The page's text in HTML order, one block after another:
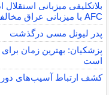
بلاتکلیفی میزبانی
AFC با میزبانی عراق مخالفت کرد
پدر لیونل مسی درگذشت
پزشکیان: بهترین زمان
است
کشف ارتباط آسیب‌های